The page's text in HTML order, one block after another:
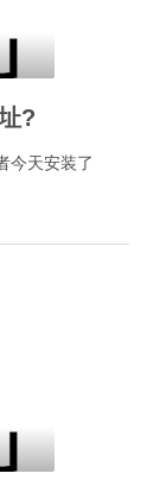
?
今天安装了